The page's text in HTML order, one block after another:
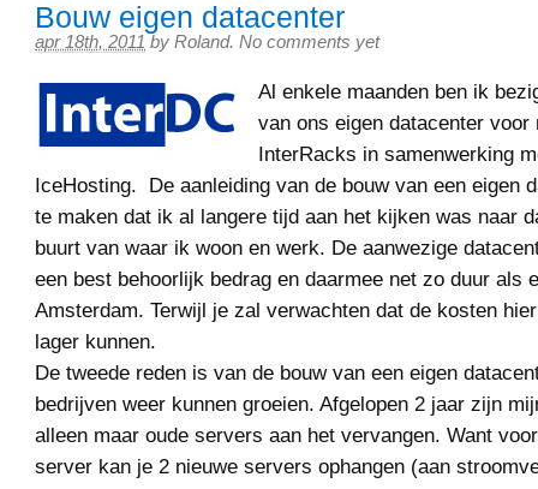
Bouw eigen datacenter
apr 18th, 2011 by Roland. No comments yet
Al enkele maanden ben ik
van ons eigen datacenter voor
InterRacks in samenwerking
IceHosting. De aanleiding van de bouw van een eigen
te maken dat ik al langere tijd aan het kijken was naar
buurt van waar ik woon en werk. De aanwezige
een best behoorlijk bedrag en daarmee net zo duur als
Amsterdam. Terwijl je zal verwachten dat de kosten
lager kunnen.
De tweede reden is van de bouw van een eigen
bedrijven weer kunnen groeien. Afgelopen 2 jaar zijn
alleen maar oude servers aan het vervangen. Want
server kan je 2 nieuwe servers ophangen (aan